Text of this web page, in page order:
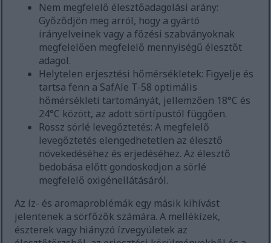
Nem megfelelő élesztőadagolási arány:
Győződjön meg arról, hogy a gyártó
irányelveinek vagy a főzési szabványoknak
megfelelően megfelelő mennyiségű élesztőt
adagol.
Helytelen erjesztési hőmérsékletek: Figyelje és
tartsa fenn a SafAle T-58 optimális
hőmérsékleti tartományát, jellemzően 18°C és
24°C között, az adott sörtípustól függően.
Rossz sörlé levegőztetés: A megfelelő
levegőztetés elengedhetetlen az élesztő
növekedéséhez és erjedéséhez. Az élesztő
bedobása előtt gondoskodjon a sörlé
megfelelő oxigénellátásáról.
Az íz- és aromaproblémák egy másik kihívást
jelentenek a sörfőzők számára. A mellékízek,
észterek vagy hiányzó ízvegyületek az